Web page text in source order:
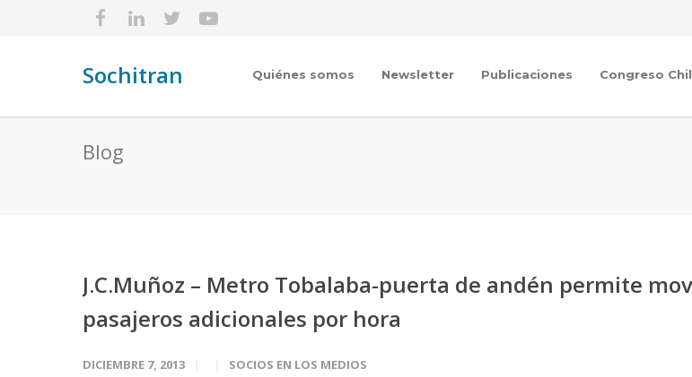
Sochitran Quiénes somos Newsletter Publicaciones Congreso
Blog
J.C.Muñoz – Metro Tobalaba-puerta de andén permite
pasajeros adicionales por hora
DICIEMBRE 7, 2013 SOCIOS EN LOS MEDIOS